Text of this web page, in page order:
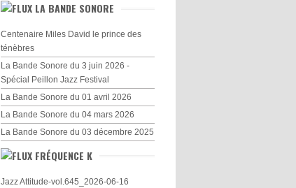
LA BANDE SONORE
Centenaire Miles David le prince des
ténèbres
La Bande Sonore du 3 juin 2026 -
Spécial Peillon Jazz Festival
La Bande Sonore du 01 avril 2026
La Bande Sonore du 04 mars 2026
La Bande Sonore du 03 décembre 2025
FRÉQUENCE K
Jazz Attitude-vol.645_2026-06-16